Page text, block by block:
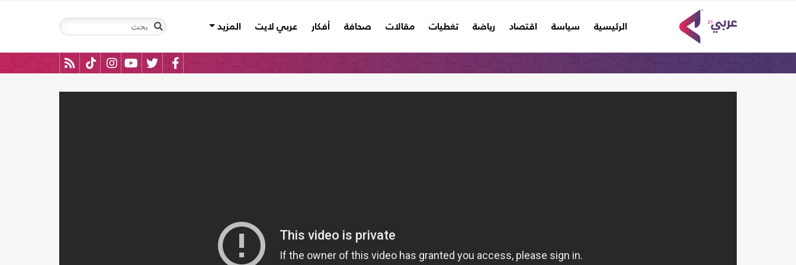
الرئيسية
(current) سياسة اقتصاد رياضة تغطيات مقالات صحافة أفكار عربي لايت المزيد